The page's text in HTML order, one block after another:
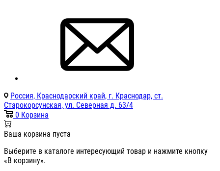
Россия, Краснодарский край, г. Краснодар, ст.
Старокорсунская, ул. Северная д. 63/4
0 Корзина
Ваша корзина пуста
Выберите в каталоге интересующий товар и нажмите кнопку
«В корзину».